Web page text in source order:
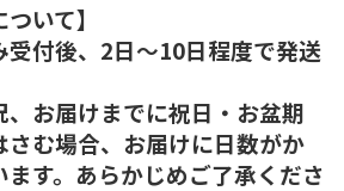
いて】
付後、2日～10日程度で発送
お届けまでに祝日・お盆期
さむ場合、お届けに日数がか
す。あらかじめご了承くださ